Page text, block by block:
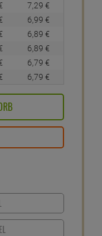
7,29 €
6,99 €
6,89 €
6,89 €
6,79 €
6,79 €